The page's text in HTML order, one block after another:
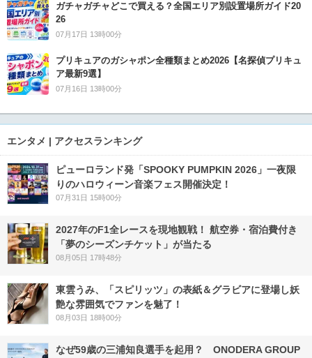
ガチャガチャどこで買える？全国エリア別設置場所ガイド20
26
07月17日 13時00分
プリキュアのガシャポン全種類まとめ2026【名探偵プリキュ
ア最新9選】
07月16日 13時00分
エンタメ | アクセスランキング
ピューロランド発「SPOOKY PUMPKIN 2026」一夜限
りのハロウィーン音楽フェス開催決定！
07月31日 15時00分
2027年のF1全レースを現地観戦！ 航空券・宿泊費付き
「夢のシーズンチケット」が当たる
08月05日 17時48分
東雲うみ、「スピリッツ」の表紙＆グラビアに登場し妖
艶な雰囲気でファンを魅了！
08月03日 18時00分
なぜ59歳の三浦知良選手を起用？ ONODERA GROUP